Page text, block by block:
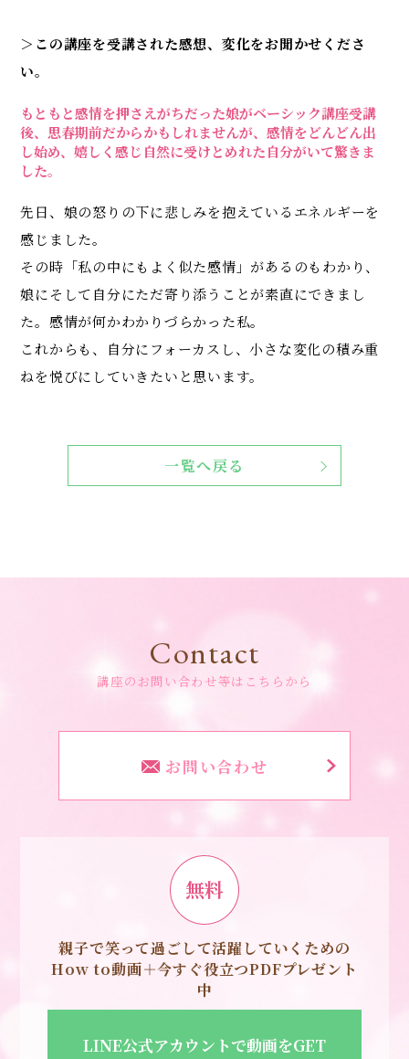
＞この講座を受講された感想、変化をお聞かせくださ
い。
もともと感情を押さえがちだった娘がベーシック講座受講
後、思春期前だからかもしれませんが、感情をどんどん出
し始め、嬉しく感じ自然に受けとめれた自分がいて驚きま
した。
先日、娘の怒りの下に悲しみを抱えているエネルギーを
感じました。
その時「私の中にもよく似た感情」があるのもわかり、
娘にそして自分にただ寄り添うことが素直にできまし
た。感情が何かわかりづらかった私。
これからも、自分にフォーカスし、小さな変化の積み重
ねを悦びにしていきたいと思います。
一覧へ戻る
Contact
講座のお問い合わせ等はこちらから
お問い合わせ
無料
親子で笑って過ごして活躍していくための
How to動画＋今すぐ役立つPDFプレゼント
中
LINE公式アカウントで動画をGET